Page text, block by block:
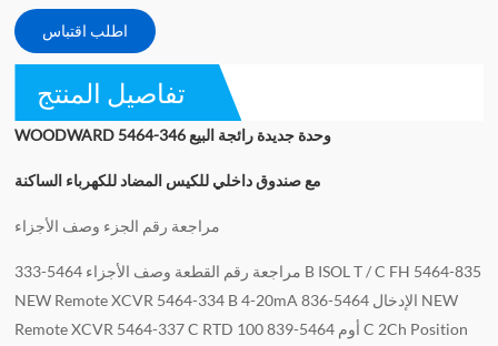
اطلب اقتباس
تفاصيل المنتج
WOODWARD 5464-346 وحدة جديدة رائجة البيع
مع صندوق داخلي للكيس المضاد للكهرباء الساكنة
مراجعة رقم الجزء وصف الأجزاء
مراجعة رقم القطعة وصف الأجزاء 5464-333 B ISOL T / C FH 5464-835
NEW Remote XCVR 5464-334 B 4-20mA الإدخال 5464-836 NEW
Remote XCVR 5464-337 C RTD 100 أوم 5464-839 C 2Ch Position